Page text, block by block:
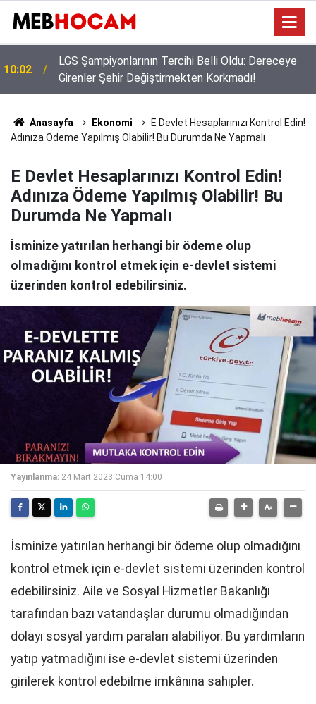
09:02
Bakan Yusuf Tekin Başkanlığında Şırnak’ta 81 İl
Müdürüyle Eğitim Zirvesi
Anasayfa Ekonomi
E Devlet Hesaplarınızı Kontrol Edin!
Adınıza Ödeme Yapılmış Olabilir! Bu Durumda Ne Yapmalı
E Devlet Hesaplarınızı Kontrol Edin!
Adınıza Ödeme Yapılmış Olabilir! Bu
Durumda Ne Yapmalı
İsminize yatırılan herhangi bir ödeme olup
olmadığını kontrol etmek için e-devlet sistemi
üzerinden kontrol edebilirsiniz.
Yayınlanma: 24 Mart 2023 Cuma 14:00
İsminize yatırılan herhangi bir ödeme olup olmadığını
kontrol etmek için e-devlet sistemi üzerinden kontrol
edebilirsiniz. Aile ve Sosyal Hizmetler Bakanlığı
tarafından bazı vatandaşlar durumu olmadığından
dolayı sosyal yardım paraları alabiliyor. Bu yardımların
yatıp yatmadığını ise e-devlet sistemi üzerinden
girilerek kontrol edebilme imkânına sahipler.